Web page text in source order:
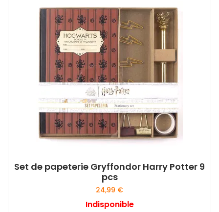
Set de papeterie Gryffondor Harry Potter 9
pcs
24,99 €
Indisponible